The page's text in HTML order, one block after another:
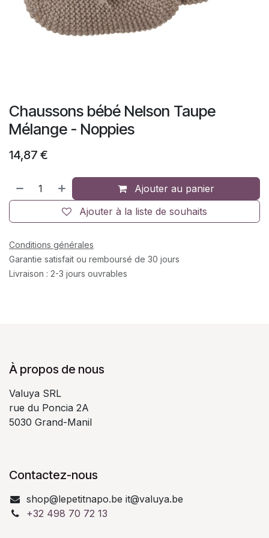
Chaussons bébé Nelson Taupe
Mélange - Noppies
14,87 €
Ajouter au panier
Ajouter à la liste de souhaits
Conditions générales
Garantie satisfait ou remboursé de 30 jours
Livraison : 2-3 jours ouvrables
À propos de nous
Valuya SRL
rue du Poncia 2A
5030 Grand-Manil
Contactez-nous
shop@lepetitnapo.be it@valuya.be
+32 498 70 72 13